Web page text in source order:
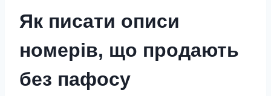
Як писати описи
номерів, що продають
без пафосу